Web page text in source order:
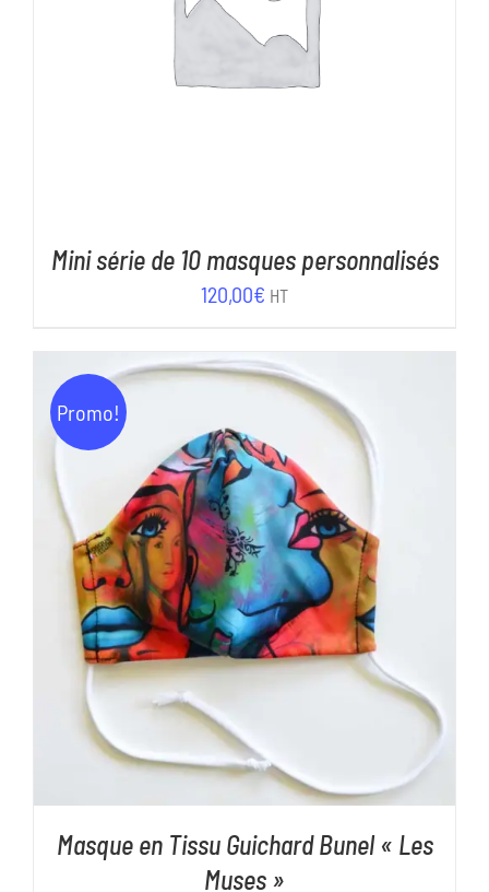
AJOUTER AU PANIER DÉTAILS
Mini série de 10 masques personnalisés
120,00€ HT
Promo!
AJOUTER AU PANIER / DÉTAILS
Masque en Tissu Guichard Bunel « Les
Muses »